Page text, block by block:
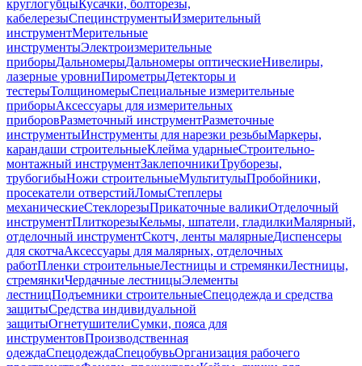
круглогубцыКусачки, болторезы,
кабелерезыСпецинструментыИзмерительный
инструментМерительные
инструментыЭлектроизмерительные
приборыДальномерыДальномеры оптическиеНивелиры,
лазерные уровниПирометрыДетекторы и
тестерыТолщиномерыСпециальные измерительные
приборыАксессуары для измерительных
приборовРазметочный инструментРазметочные
инструментыИнструменты для нарезки резьбыМаркеры,
карандаши строительныеКлейма ударныеСтроительно-
монтажный инструментЗаклепочникиТруборезы,
трубогибыНожи строительныеМультитулыПробойники,
просекатели отверстийЛомыСтеплеры
механическиеСтеклорезыПрикаточные валикиОтделочный
инструментПлиткорезыКельмы, шпатели, гладилкиМалярный,
отделочный инструментСкотч, ленты малярныеДиспенсеры
для скотчаАксессуары для малярных, отделочных
работПленки строительныеЛестницы и стремянкиЛестницы,
стремянкиЧердачные лестницыЭлементы
лестницПодъемники строительныеСпецодежда и средства
защитыСредства индивидуальной
защитыОгнетушителиСумки, пояса для
инструментовПроизводственная
одеждаСпецодеждаСпецобувьОрганизация рабочего